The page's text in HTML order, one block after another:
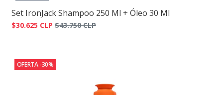
Set IronJack Shampoo 250 Ml + Óleo 30 Ml
$30.625 CLP $43.750 CLP
OFERTA -30%